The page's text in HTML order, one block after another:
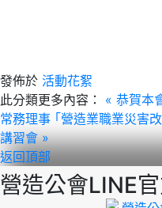
發佈於 活動花絮
此分類更多內容：
« 恭賀本
常務理事 ｢營造業職業災害
講習會 »
返回頂部
營造公會LINE